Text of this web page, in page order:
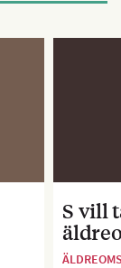
S vill